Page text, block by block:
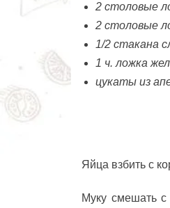
2 столовые
2 столовые
1/2 стакана
1 ч. ложка
цукаты из
Яйца взбить с
Муку смешать с